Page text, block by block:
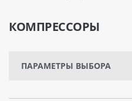
КОМПРЕССОРЫ
ПАРАМЕТРЫ ВЫБОРА